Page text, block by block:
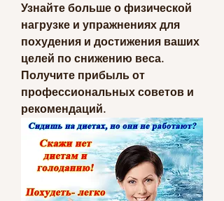
Узнайте больше о физической
нагрузке и упражнениях для
похудения и достижения ваших
целей по снижению веса.
Получите прибыль от
профессиональных советов и
рекомендаций.